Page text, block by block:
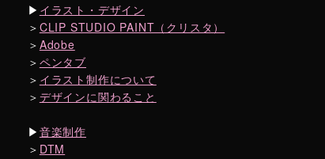
▶︎ イラスト・デザイン
＞ CLIP STUDIO PAINT（クリスタ）
＞ Adobe
＞ ペンタブ
＞ イラスト制作について
＞ デザインに関わること
▶︎ 音楽制作
＞ DTM